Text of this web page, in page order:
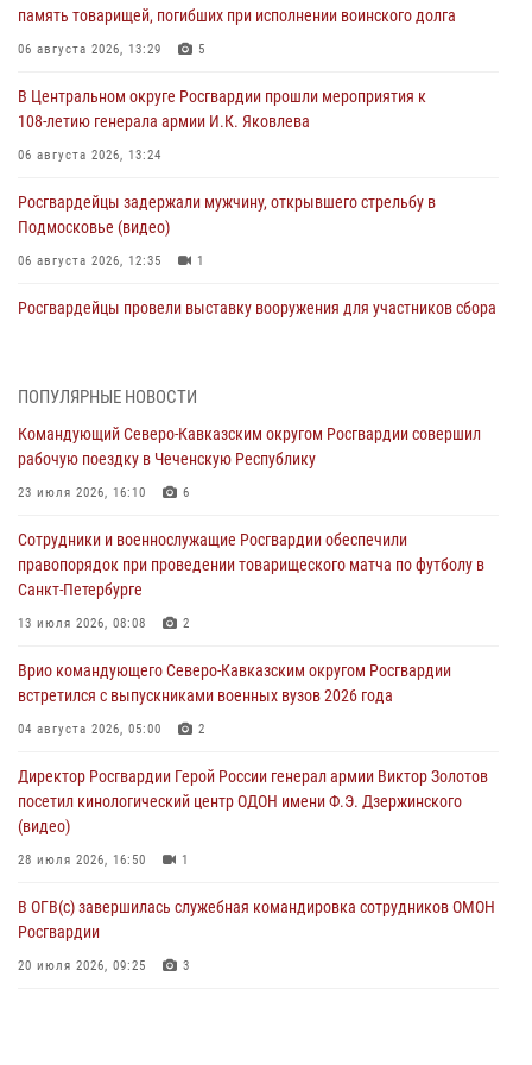
память товарищей, погибших при исполнении воинского долга
06 августа 2026, 13:29 5
В Центральном округе Росгвардии прошли мероприятия к
108‑летию генерала армии И.К. Яковлева
06 августа 2026, 13:24
Росгвардейцы задержали мужчину, открывшего стрельбу в
Подмосковье (видео)
06 августа 2026, 12:35 1
Росгвардейцы провели выставку вооружения для участников сбора
второй годовщине вторжения ВСУ на территорию области
06 августа 2026, 11:56
угрожавшего подростку травматическим пистолетом
06 августа 2026, 11:33 1
В Зауралье при содействии СОБР Росгвардии ликвидирована
06 августа 2026, 11:27
В Москве росгвардейцы задержали троих мужчин, устроивших
06 августа 2026, 11:20 1
ПОПУЛЯРНЫЕ НОВОСТИ
Командующий Северо-Кавказским округом Росгвардии совершил
рабочую поездку в Чеченскую Республику
23 июля 2026, 16:10 6
Сотрудники и военнослужащие Росгвардии обеспечили
правопорядок при проведении товарищеского матча по футболу в
Санкт-Петербурге
13 июля 2026, 08:08 2
Врио командующего Северо-Кавказским округом Росгвардии
встретился с выпускниками военных вузов 2026 года
04 августа 2026, 05:00 2
Директор Росгвардии Герой России генерал армии Виктор Золотов
посетил кинологический центр ОДОН имени Ф.Э. Дзержинского
(видео)
28 июля 2026, 16:50 1
В ОГВ(с) завершилась служебная командировка сотрудников ОМОН
Росгвардии
20 июля 2026, 09:25 3